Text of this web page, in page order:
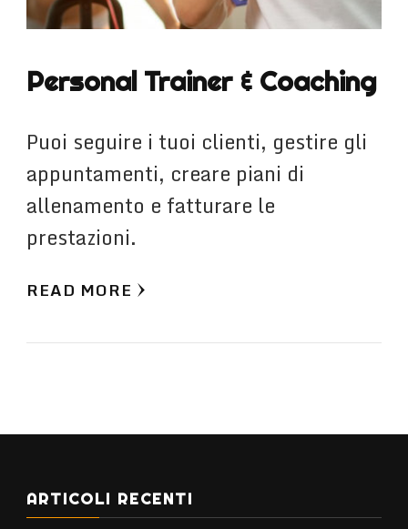
Personal Trainer & Coaching
Puoi seguire i tuoi clienti, gestire gli
appuntamenti, creare piani di
allenamento e fatturare le
prestazioni.
READ MORE
ARTICOLI RECENTI